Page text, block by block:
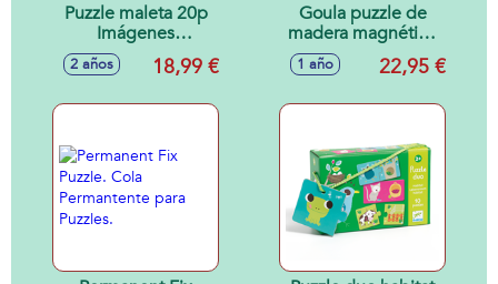
Puzzle maleta 20p
Imágenes
Naturaleza
2 años 18,99 €
Goula puzzle de
madera magnético
Granja 12 piezas,
intercambiables
1 año 22,95 €